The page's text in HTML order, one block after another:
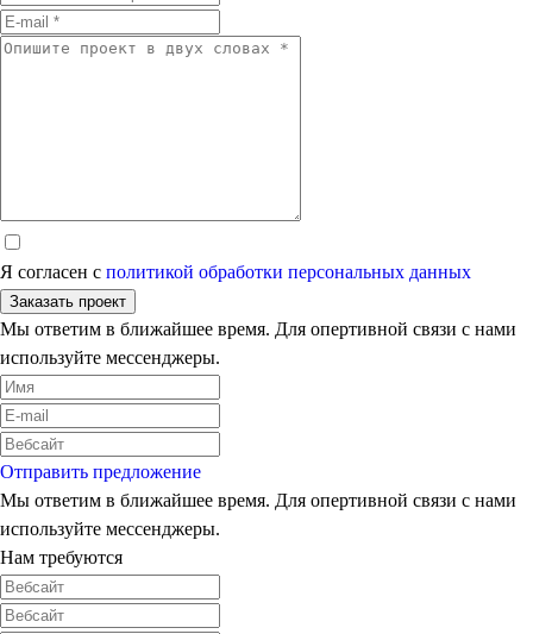
Я согласен с политикой обработки персональных данных
Заказать проект
Мы ответим в ближайшее время. Для опертивной связи с нами
используйте мессенджеры.
Отправить предложение
Мы ответим в ближайшее время. Для опертивной связи с нами
используйте мессенджеры.
Нам требуются